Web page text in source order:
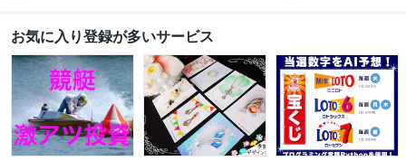
お気に入り登録が多いサービス